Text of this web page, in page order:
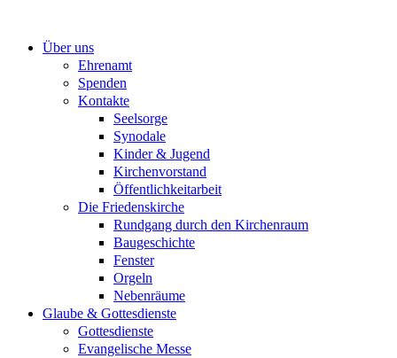
springenÜber uns
Ehrenamt
Spenden
Kontakte
Seelsorge
Synodale
Kinder & Jugend
Kirchenvorstand
Öffentlichkeitarbeit
Die Friedenskirche
Rundgang durch den Kirchenraum
Baugeschichte
Fenster
Orgeln
Nebenräume
Glaube & Gottesdienste
Gottesdienste
Evangelische Messe